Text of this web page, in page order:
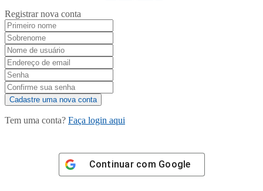
Registrar nova conta
Tem uma conta? Faça login aqui
Continuar com Google